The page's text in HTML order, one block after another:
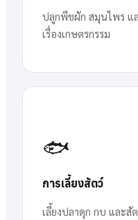
ปลูกพืชผัก สมุนไพร แล
เรื่องเกษตรกรรม
🐟
การเลี้ยงสัตว์
เลี้ยงปลาดุก กบ และสั